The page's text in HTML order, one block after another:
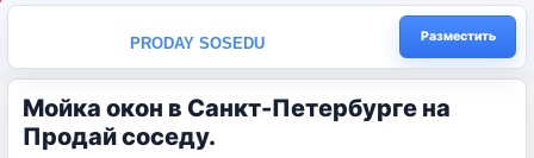
PRODAY SOSEDU Разместить
Мойка окон в Санкт-Петербургe на
Продай соседу.